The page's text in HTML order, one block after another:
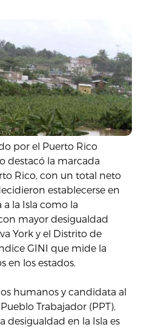
por el Puerto Rico
destacó la marcada
Rico, con un total neto
establecerse en
a la Isla como la
mayor desigualdad
York y el Distrito de
GINI que mide la
en los estados.
humanos y candidata al
Trabajador (PPT),
desigualdad en la Isla es